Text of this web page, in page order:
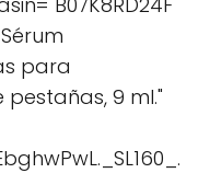
para
9 ml."